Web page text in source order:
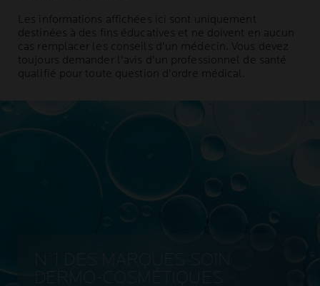
Les informations affichées ici sont uniquement
destinées à des fins éducatives et ne doivent en aucun
cas remplacer les conseils d'un médecin. Vous devez
toujours demander l'avis d'un professionnel de santé
qualifié pour toute question d'ordre médical.
N°1 DES MARQUES SOIN
DERMO-COSMÉTIQUES